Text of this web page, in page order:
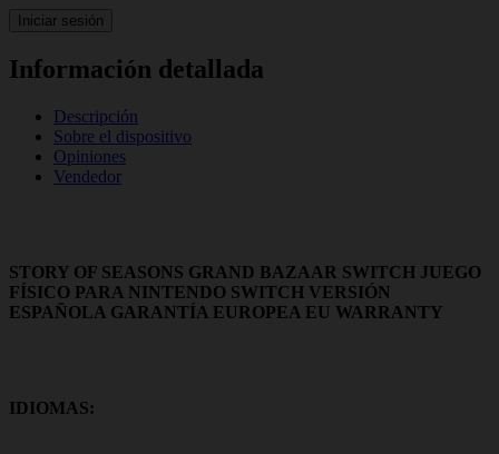
Iniciar sesión
Información detallada
Descripción
Sobre el dispositivo
Opiniones
Vendedor
STORY OF SEASONS GRAND BAZAAR SWITCH JUEGO
FÍSICO PARA NINTENDO SWITCH VERSIÓN
ESPAÑOLA GARANTÍA EUROPEA EU WARRANTY
IDIOMAS: